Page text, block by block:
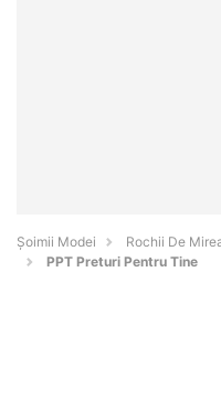
Șoimii Modei
Rochii De
PPT Preturi Pentru Tine